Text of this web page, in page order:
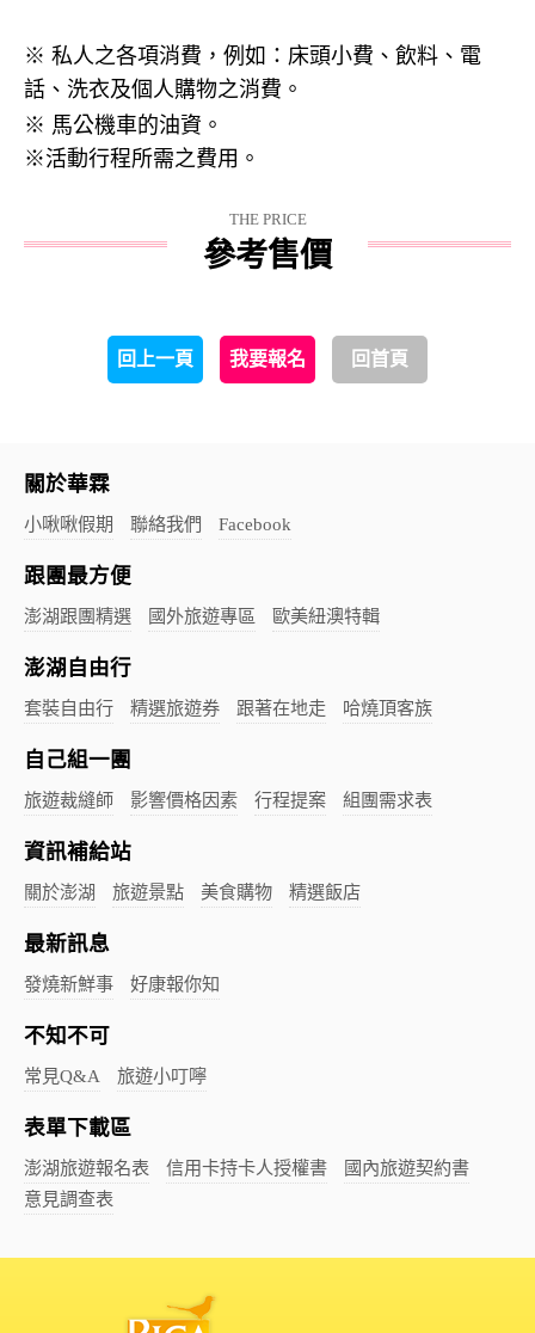
※ 私人之各項消費，例如：床頭小費、飲料、電
話、洗衣及個人購物之消費。
※ 馬公機車的油資。
※活動行程所需之費用。
THE PRICE
參考售價
回上一頁 我要報名 回首頁
關於華霖
小啾啾假期 聯絡我們 Facebook
跟團最方便
澎湖跟團精選 國外旅遊專區 歐美紐澳特輯
澎湖自由行
套裝自由行 精選旅遊券 跟著在地走 哈燒頂客族
自己組一團
旅遊裁縫師 影響價格因素 行程提案 組團需求表
資訊補給站
關於澎湖 旅遊景點 美食購物 精選飯店
最新訊息
發燒新鮮事 好康報你知
不知不可
常見Q&A 旅遊小叮嚀
表單下載區
澎湖旅遊報名表 信用卡持卡人授權書
國內旅遊契約書
意見調查表